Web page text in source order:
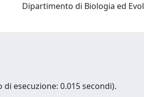
Dipartimento di Biologia ed
esecuzione: 0.015 secondi).